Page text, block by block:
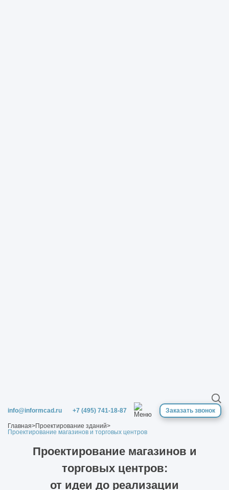
info@informcad.ru +7 (495) 741-18-87 Заказать звонок
Главная>Проектирование зданий>
Проектирование магазинов и торговых центров
Проектирование магазинов и
торговых центров:
от идеи до реализации